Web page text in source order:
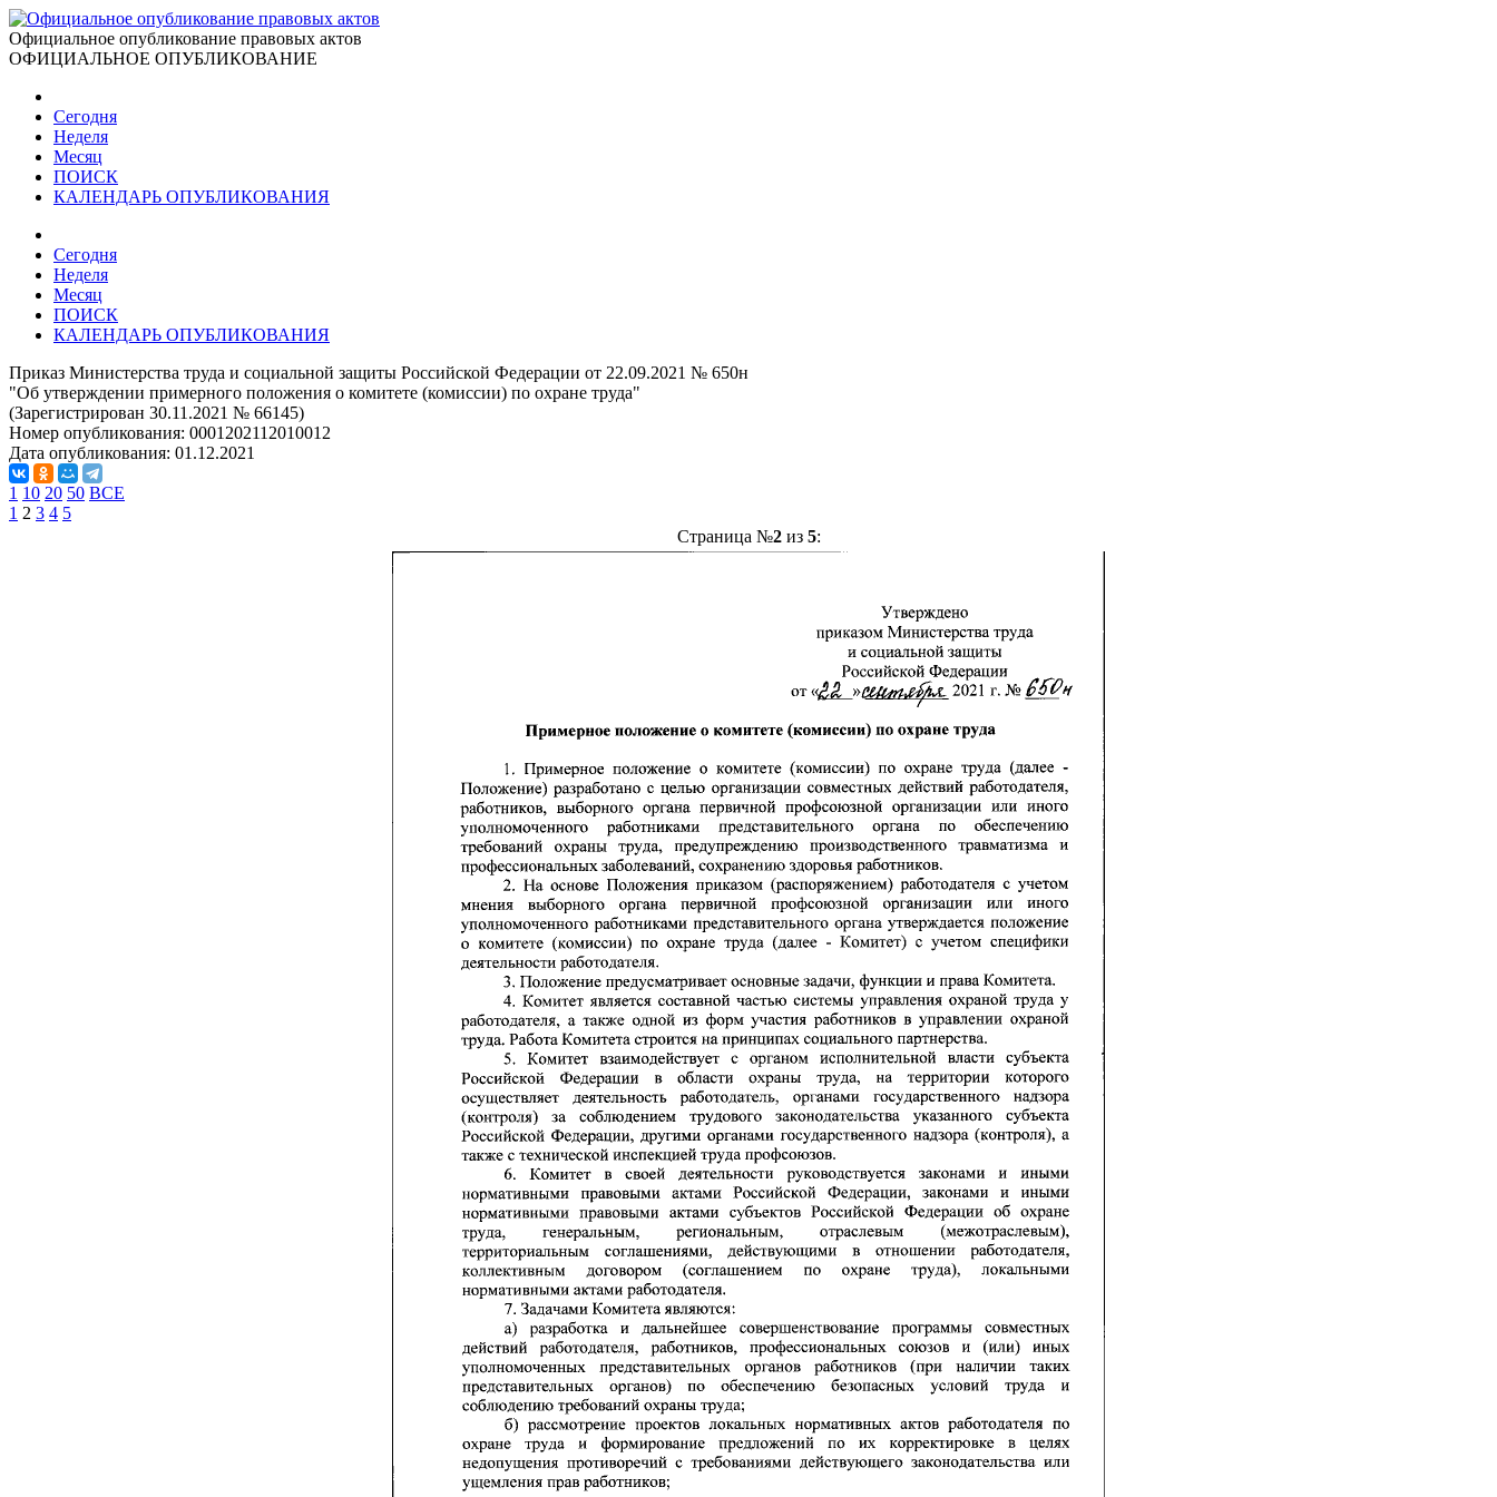
Официальное опубликование правовых актов
ОФИЦИАЛЬНОЕ ОПУБЛИКОВАНИЕ
Сегодня
Неделя
Месяц
ПОИСК
КАЛЕНДАРЬ ОПУБЛИКОВАНИЯ
Сегодня
Неделя
Месяц
ПОИСК
КАЛЕНДАРЬ ОПУБЛИКОВАНИЯ
Приказ Министерства труда и социальной защиты Российской Федерации от 22.09.2021 № 650н
"Об утверждении примерного положения о комитете (комиссии) по охране труда"
(Зарегистрирован 30.11.2021 № 66145)
Номер опубликования: 0001202112010012
Дата опубликования: 01.12.2021
1 10 20 50 ВСЕ
1 2 3 4 5
Страница №2из 5: